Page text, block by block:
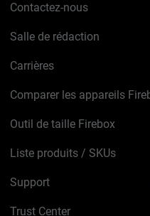
Contactez-nous
Salle de rédaction
Carrières
Comparer les appareils
Outil de taille Firebox
Liste produits / SKUs
Support
Trust Center